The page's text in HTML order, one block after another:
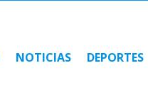
NOTICIAS DEPORTES
NOTICIAS DEPORTES